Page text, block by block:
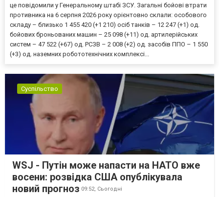
це повідомили у Генеральному штабі ЗСУ. Загальні бойові втрати
противника на 6 серпня 2026 року орієнтовно склали: особового
складу – близько 1 455 420 (+1 210) осіб танків – 12 247 (+1) од.
бойових броньованих машин – 25 098 (+11) од. артилерійських
систем – 47 522 (+67) од. РСЗВ – 2 008 (+2) од. засобів ППО – 1 550
(+3) од. наземних робототехнічних комплексі...
Суспільство
WSJ - Путін може напасти на НАТО вже
восени: розвідка США опублікувала
новий прогноз 09:52, Сьогодні